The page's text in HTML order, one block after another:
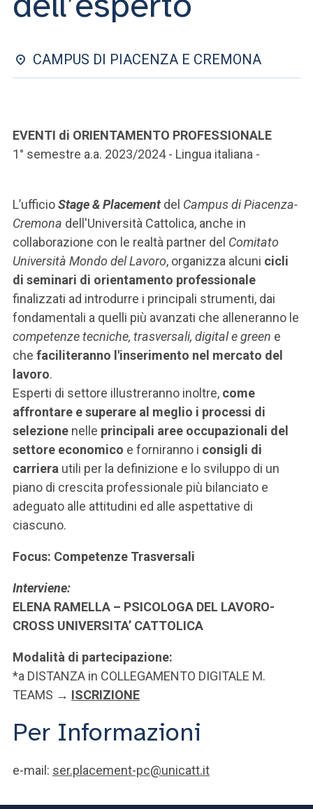
ACCEDI A CLOUDMAIL
CAMPUS DI PIACENZA E CREMONA
EVENTI di ORIENTAMENTO PROFESSIONALE
1° semestre a.a. 2023/2024 - Lingua italiana -
L’ufficioStage & Placementdel Campus di Piacenza-
Cremona dell'Università Cattolica, anche in
collaborazione con le realtà partner del Comitato
Università Mondo del Lavoro, organizza alcuni cicli
di seminari di orientamento professionale
finalizzati ad introdurre i principali strumenti, dai
fondamentali a quelli più avanzati che alleneranno le
competenze tecniche, trasversali, digital e green e
che faciliteranno l'inserimento nel mercato del
lavoro.
Esperti di settore illustreranno inoltre, come
affrontare e superare al meglio i processi di
selezione nelle principali aree occupazionali del
settore economico e forniranno i consigli di
carriera utili per la definizione e lo sviluppo di un
piano di crescita professionale più bilanciato e
adeguato alle attitudini ed alle aspettative di
ciascuno.
Focus: Competenze Trasversali
Interviene:
ELENA RAMELLA – PSICOLOGA DEL LAVORO-
CROSS UNIVERSITA’ CATTOLICA
Modalità di partecipazione:
*a DISTANZA in COLLEGAMENTO DIGITALE M.
TEAMS → ISCRIZIONE
Per Informazioni
e-mail: ser.placement-pc@unicatt.it